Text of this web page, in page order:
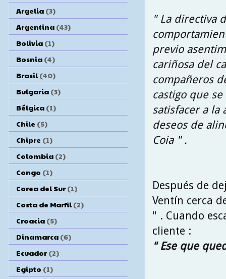
" La directiva
previo
cariñosa del
compañeros
castigo que
satisfacer a la
deseos de
Coia " .
Después de
Ventín cerca
" . Cuando
cliente :
" Ese que
Argelia (3)
Argentina (43)
Bolivia (1)
Bosnia (4)
Brasil (40)
Bulgaria (3)
Bélgica (1)
Chile (5)
Chipre (1)
Colombia (2)
Congo (1)
Corea del Sur (1)
Costa de Marfil (2)
Croacia (5)
Dinamarca (6)
Ecuador (2)
Egipto (1)